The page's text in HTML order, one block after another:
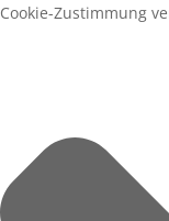
Cookie-Zustimmung